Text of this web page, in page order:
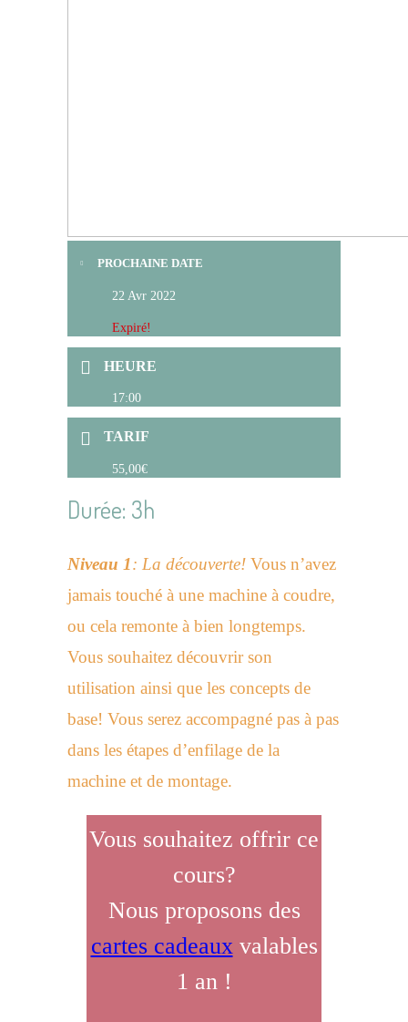
PROCHAINE DATE
22 Avr 2022
Expiré!
HEURE
17:00
TARIF
55,00€
Durée: 3h
Niveau 1: La découverte! Vous n’avez
jamais touché à une machine à coudre,
ou cela remonte à bien longtemps.
Vous souhaitez découvrir son
utilisation ainsi que les concepts de
base! Vous serez accompagné pas à pas
dans les étapes d’enfilage de la
machine et de montage.
Vous souhaitez offrir ce
cours?
Nous proposons des
cartes cadeaux valables
1 an !